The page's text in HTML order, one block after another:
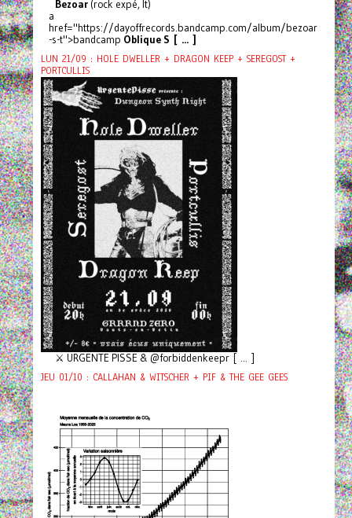
Bezoar(rock expé, It)
a
href="https://dayoffrecords.bandcamp.com/album/bezoar
-s-t">bandcamp Oblique S [ ... ]
LUN 21/09 : HOLE DWELLER + DRAGON KEEP + SEREGOST +
PORTCULLIS
⚔️ URGENTE PISSE & @forbiddenkeepr [ ... ]
JEU 01/10 : CALLAHAN & WITSCHER + PIF & THE GEE GEES